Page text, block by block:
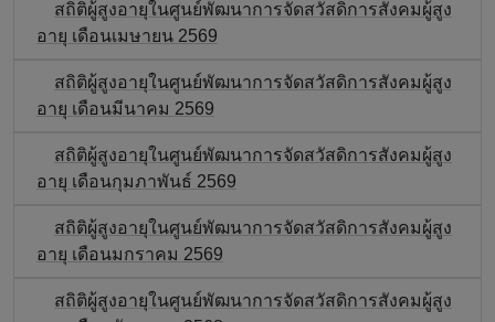
สถิติผู้สูงอายุในศูนย์พัฒนาการจัดสวัสดิการสังคมผู้สูง
อายุ เดือนเมษายน 2569
สถิติผู้สูงอายุในศูนย์พัฒนาการจัดสวัสดิการสังคมผู้สูง
อายุ เดือนมีนาคม 2569
สถิติผู้สูงอายุในศูนย์พัฒนาการจัดสวัสดิการสังคมผู้สูง
อายุ เดือนกุมภาพันธ์ 2569
สถิติผู้สูงอายุในศูนย์พัฒนาการจัดสวัสดิการสังคมผู้สูง
อายุ เดือนมกราคม 2569
สถิติผู้สูงอายุในศูนย์พัฒนาการจัดสวัสดิการสังคมผู้สูง